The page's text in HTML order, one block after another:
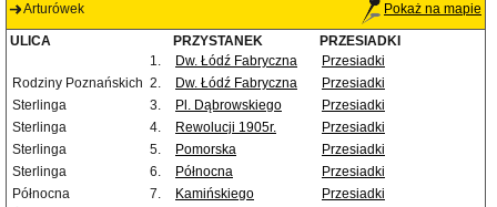
Arturówek Pokaż na mapie
ULICA PRZYSTANEK
PRZESIADKI
1.
Dw. Łódź Fabryczna
Przesiadki
Rodziny Poznańskich 2. Dw. Łódź Fabryczna
Przesiadki
Sterlinga
3. Pl. Dąbrowskiego
Przesiadki
Sterlinga
4. Rewolucji 1905r.
Przesiadki
Sterlinga
5. Pomorska
Przesiadki
Sterlinga
6. Północna
Przesiadki
Północna
7. Kamińskiego
Przesiadki